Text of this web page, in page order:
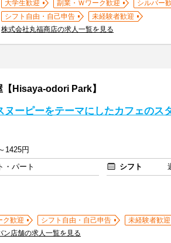
大学生歓迎 副業・Ｗワーク歓迎
シルバー
シフト自由・自己申告
未経験者歓迎
株式会社丸福商店の求人一覧を見る
Hisaya-odori Park】
ヌーピーをテーマにしたカフェのス
1425円
・パート シフト
ク歓迎 シフト自由・自己申告 未経験者歓迎
ン店舗の求人一覧を見る